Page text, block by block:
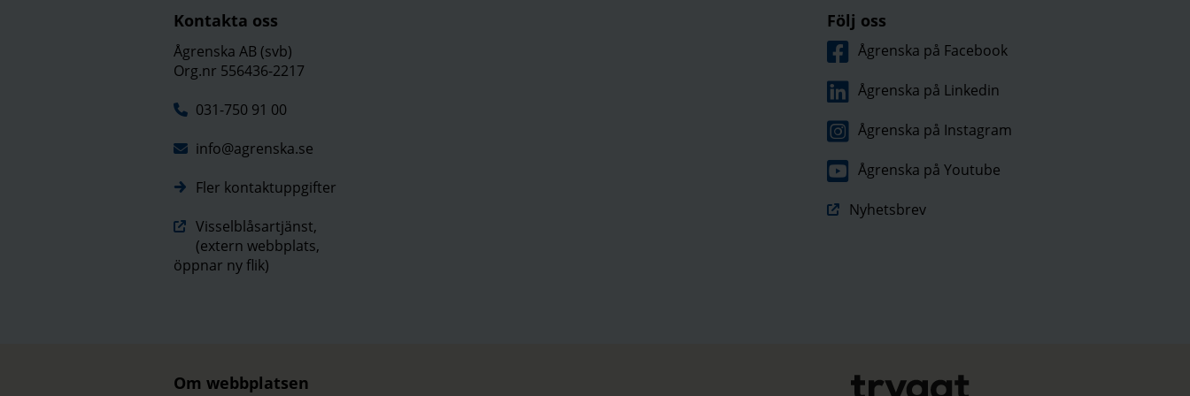
Kontakta oss
Ågrenska AB (svb)
Org.nr 556436-2217
031-750 91 00
info@agrenska.se
Fler kontaktuppgifter
Visselblåsartjänst,
(extern webbplats,
öppnar ny flik)
Följ oss
Ågrenska på Facebook
Ågrenska på Linkedin
Ågrenska på Instagram
Ågrenska på Youtube
Nyhetsbrev
Om webbplatsen